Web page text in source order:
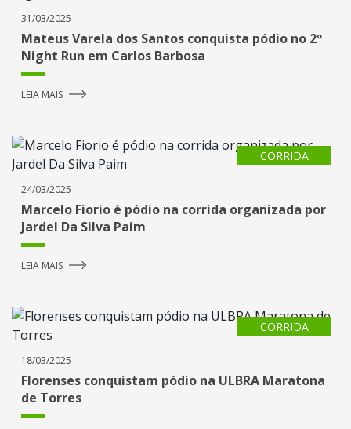
31/03/2025
Mateus Varela dos Santos conquista pódio no 2º
Night Run em Carlos Barbosa
LEIA MAIS
CORRIDA
24/03/2025
Marcelo Fiorio é pódio na corrida organizada por
Jardel Da Silva Paim
LEIA MAIS
CORRIDA
18/03/2025
Florenses conquistam pódio na ULBRA Maratona
de Torres